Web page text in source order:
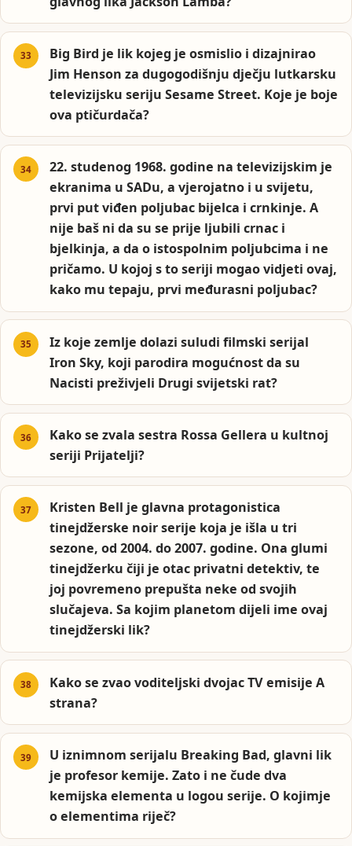
Big Bird je lik kojeg je osmislio i dizajnirao
Jim Henson za dugogodišnju dječju lutkarsku
televizijsku seriju Sesame Street. Koje je boje
ova ptičurdača?
22. studenog 1968. godine na televizijskim je
ekranima u SADu, a vjerojatno i u svijetu,
prvi put viđen poljubac bijelca i crnkinje. A
nije baš ni da su se prije ljubili crnac i
bjelkinja, a da o istospolnim poljubcima i ne
pričamo. U kojoj s to seriji mogao vidjeti ovaj,
kako mu tepaju, prvi međurasni poljubac?
Iz koje zemlje dolazi suludi filmski serijal
Iron Sky, koji parodira mogućnost da su
Nacisti preživjeli Drugi svijetski rat?
Kako se zvala sestra Rossa Gellera u kultnoj
seriji Prijatelji?
Kristen Bell je glavna protagonistica
tinejdžerske noir serije koja je išla u tri
sezone, od 2004. do 2007. godine. Ona glumi
tinejdžerku čiji je otac privatni detektiv, te
joj povremeno prepušta neke od svojih
slučajeva. Sa kojim planetom dijeli ime ovaj
tinejdžerski lik?
Kako se zvao voditeljski dvojac TV emisije A
strana?
U iznimnom serijalu Breaking Bad, glavni lik
je profesor kemije. Zato i ne čude dva
kemijska elementa u logou serije. O kojimje
o elementima riječ?